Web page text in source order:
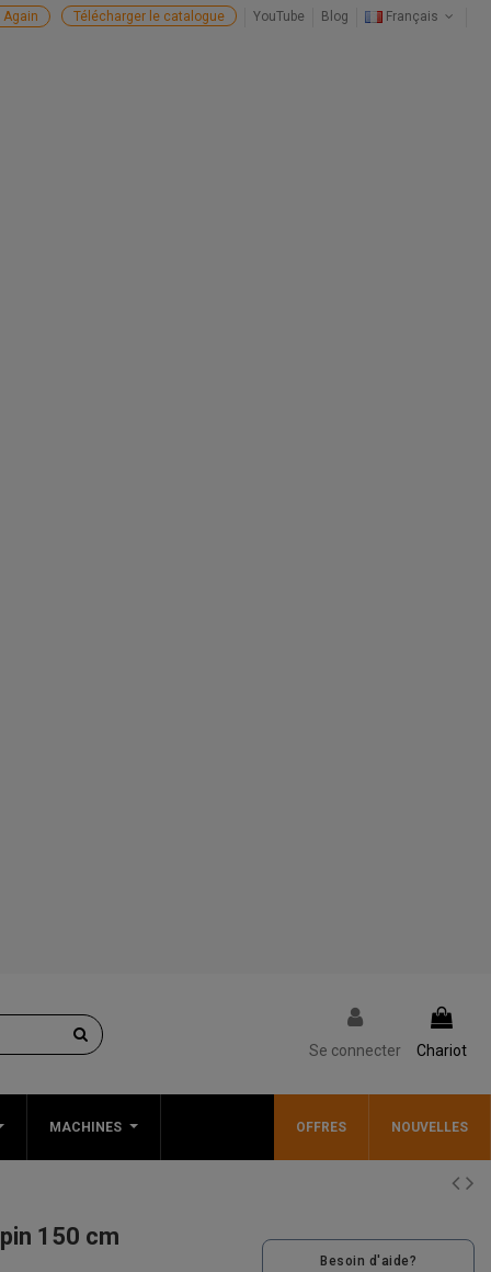
Français
Blog
YouTube
Télécharger le catalogue
Again
Se connecter Chariot
MACHINES OFFRES NOUVELLES
150 cm
Besoin d'aide?